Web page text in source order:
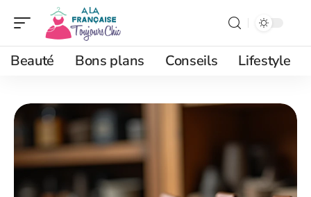
Beauté Bons plans Conseils Lifestyle